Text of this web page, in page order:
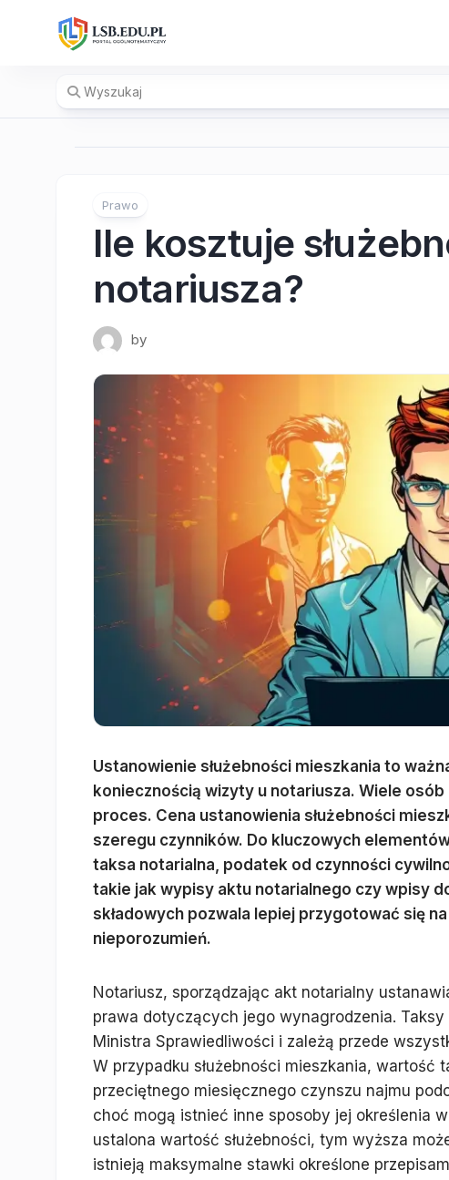
Prawo
Ile kosztuje
notariusza?
by
Ustanowienie służebności mieszkania to
koniecznością wizyty u notariusza. Wiele
proces. Cena ustanowienia służebności
szeregu czynników. Do kluczowych
taksa notarialna, podatek od czynności
takie jak wypisy aktu notarialnego czy wpisy
składowych pozwala lepiej przygotować się
nieporozumień.
Notariusz, sporządzając akt notarialny
prawa dotyczących jego wynagrodzenia.
Ministra Sprawiedliwości i zależą przede
W przypadku służebności mieszkania, wartość
przeciętnego miesięcznego czynszu najmu
choć mogą istnieć inne sposoby jej określenia
ustalona wartość służebności, tym wyższa
istnieją maksymalne stawki określone